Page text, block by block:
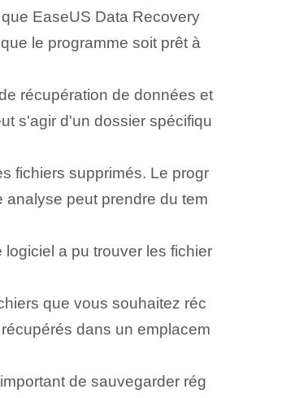
EaseUS Data Recovery
le programme soit prêt à
récupération de données et
s'agir d'un dossier spécifiqu
fichiers supprimés. Le progr
peut prendre du tem
a pu trouver les fichier
que vous souhaitez réc
dans un emplacem
de sauvegarder rég